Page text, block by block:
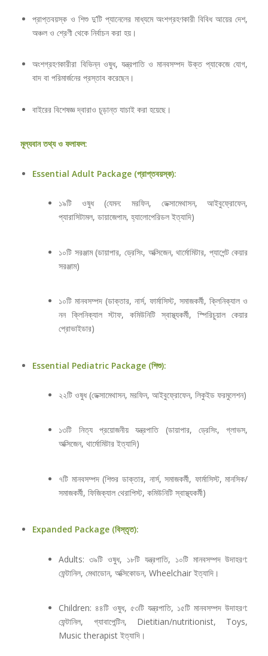
প্রাপ্তবয়স্ক ও শিশু দু’টি প্যানেলের মাধ্যমে অংশগ্রহণকারী বিবিধ আয়ের দেশ,
অঞ্চল ও শ্রেণী থেকে নির্বাচন করা হয়।
অংশগ্রহণকারীরা বিভিন্ন ওষুধ, যন্ত্রপাতি ও মানবসম্পদ উক্ত প্যাকেজে যোগ,
বাদ বা পরিমার্জনের প্রস্তাব করেছেন।
বাইরের বিশেষজ্ঞ দ্বারাও চূড়ান্ত যাচাই করা হয়েছে।
মূল্যবান তথ্য ও ফলাফল:
Essential Adult Package (প্রাপ্তবয়স্ক):
১৯টি ওষুধ (যেমন: মরফিন, ডেক্সামেথাসন, আইবুফ্রোফেন,
প্যারাসিটামল, ডায়াজেপাম, হ্যালোপেরিডল ইত্যাদি)
১০টি সরঞ্জাম (ডায়াপার, ড্রেসিং, অক্সিজেন, থার্মোমিটার, প্যাশেন্ট কেয়ার
সরঞ্জাম)
১০টি মানবসম্পদ (ডাক্তার, নার্স, ফার্মাসিস্ট, সমাজকর্মী, ক্লিনিক্যাল ও
নন ক্লিনিক্যাল স্টাফ, কমিউনিটি স্বাস্থ্যকর্মী, স্পিরিচুয়াল কেয়ার
প্রোভাইডার)
Essential Pediatric Package (শিশু):
২২টি ওষুধ (ডেক্সামেথাসন, মরফিন, আইবুফ্রোফেন, লিকুইড ফরমুলেশন)
১৩টি নিত্য প্রয়োজনীয় যন্ত্রপাতি (ডায়াপার, ড্রেসিং, গ্লাভস,
অক্সিজেন, থার্মোমিটার ইত্যাদি)
৭টি মানবসম্পদ (শিশুর ডাক্তার, নার্স, সমাজকর্মী, ফার্মাসিস্ট, মানসিক/
সমাজকর্মী, ফিজিক্যাল থেরাপিস্ট, কমিউনিটি স্বাস্থ্যকর্মী)
Expanded Package (বিস্তৃত):
Adults: ৩৯টি ওষুধ, ১৮টি যন্ত্রপাতি, ১০টি মানবসম্পদ উদাহরণ:
ফেন্টানিল, মেথাডোন, অক্সিকোডন, Wheelchair ইত্যাদি।
Children: ৪৪টি ওষুধ, ৫৩টি যন্ত্রপাতি, ১৫টি মানবসম্পদ উদাহরণ:
ফেন্টানিল, গ্যাবাপেন্টিন, Dietitian/nutritionist, Toys,
Music therapist ইত্যাদি।